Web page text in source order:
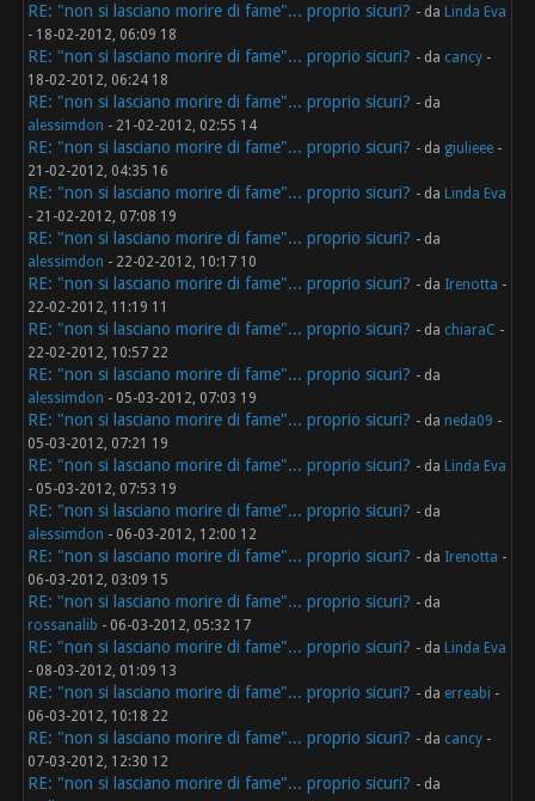
RE: "non si lasciano morire di fame"... proprio sicuri? - da Linda Eva
- 18-02-2012, 06:09 18
RE: "non si lasciano morire di fame"... proprio sicuri? - da cancy -
18-02-2012, 06:24 18
RE: "non si lasciano morire di fame"... proprio sicuri? - da
alessimdon - 21-02-2012, 02:55 14
RE: "non si lasciano morire di fame"... proprio sicuri? - da giulieee -
21-02-2012, 04:35 16
RE: "non si lasciano morire di fame"... proprio sicuri? - da Linda Eva
- 21-02-2012, 07:08 19
RE: "non si lasciano morire di fame"... proprio sicuri? - da
alessimdon - 22-02-2012, 10:17 10
RE: "non si lasciano morire di fame"... proprio sicuri? - da Irenotta -
22-02-2012, 11:19 11
RE: "non si lasciano morire di fame"... proprio sicuri? - da chiaraC -
22-02-2012, 10:57 22
RE: "non si lasciano morire di fame"... proprio sicuri? - da
alessimdon - 05-03-2012, 07:03 19
RE: "non si lasciano morire di fame"... proprio sicuri? - da neda09 -
05-03-2012, 07:21 19
RE: "non si lasciano morire di fame"... proprio sicuri? - da Linda Eva
- 05-03-2012, 07:53 19
RE: "non si lasciano morire di fame"... proprio sicuri? - da
alessimdon - 06-03-2012, 12:00 12
RE: "non si lasciano morire di fame"... proprio sicuri? - da Irenotta -
06-03-2012, 03:09 15
RE: "non si lasciano morire di fame"... proprio sicuri? - da
rossanalib - 06-03-2012, 05:32 17
RE: "non si lasciano morire di fame"... proprio sicuri? - da Linda Eva
- 08-03-2012, 01:09 13
RE: "non si lasciano morire di fame"... proprio sicuri? - da erreabi -
06-03-2012, 10:18 22
RE: "non si lasciano morire di fame"... proprio sicuri? - da cancy -
07-03-2012, 12:30 12
RE: "non si lasciano morire di fame"... proprio sicuri? - da